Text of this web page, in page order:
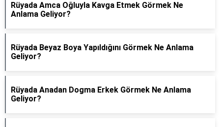
Rüyada Amca Oğluyla Kavga Etmek Görmek Ne
Anlama Geliyor?
Rüyada Beyaz Boya Yapıldığını Görmek Ne Anlama
Geliyor?
Rüyada Anadan Dogma Erkek Görmek Ne Anlama
Geliyor?